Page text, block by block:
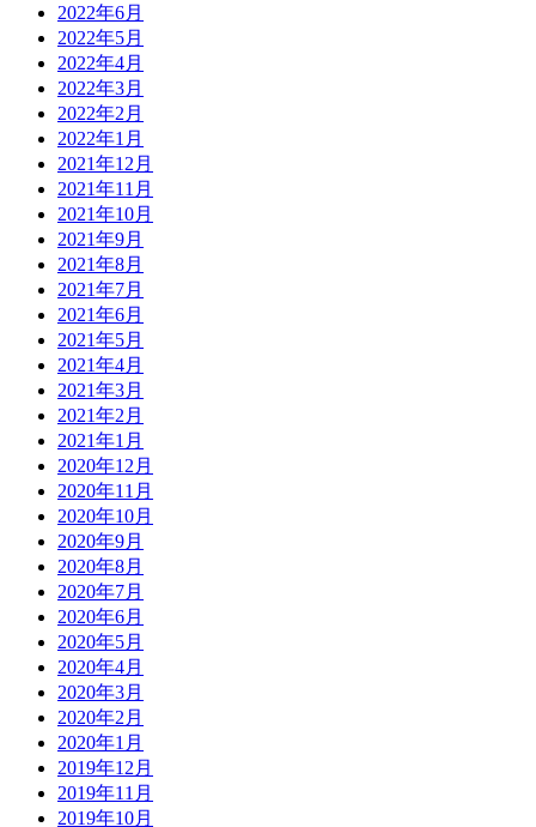
2022年6月
2022年5月
2022年4月
2022年3月
2022年2月
2022年1月
2021年12月
2021年11月
2021年10月
2021年9月
2021年8月
2021年7月
2021年6月
2021年5月
2021年4月
2021年3月
2021年2月
2021年1月
2020年12月
2020年11月
2020年10月
2020年9月
2020年8月
2020年7月
2020年6月
2020年5月
2020年4月
2020年3月
2020年2月
2020年1月
2019年12月
2019年11月
2019年10月